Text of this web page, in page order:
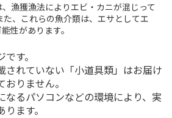
漁獲漁法によりエビ・カニが混じって
た、これらの魚介類は、エサとしてエ
性があります。
す。
されていない「小道具類」はお届け
りません。
なるパソコンなどの環境により、実
ます。